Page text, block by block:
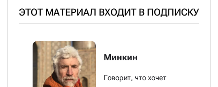
ЭТОТ МАТЕРИАЛ ВХОДИТ В ПОДПИСКУ
Минкин
Говорит, что хочет